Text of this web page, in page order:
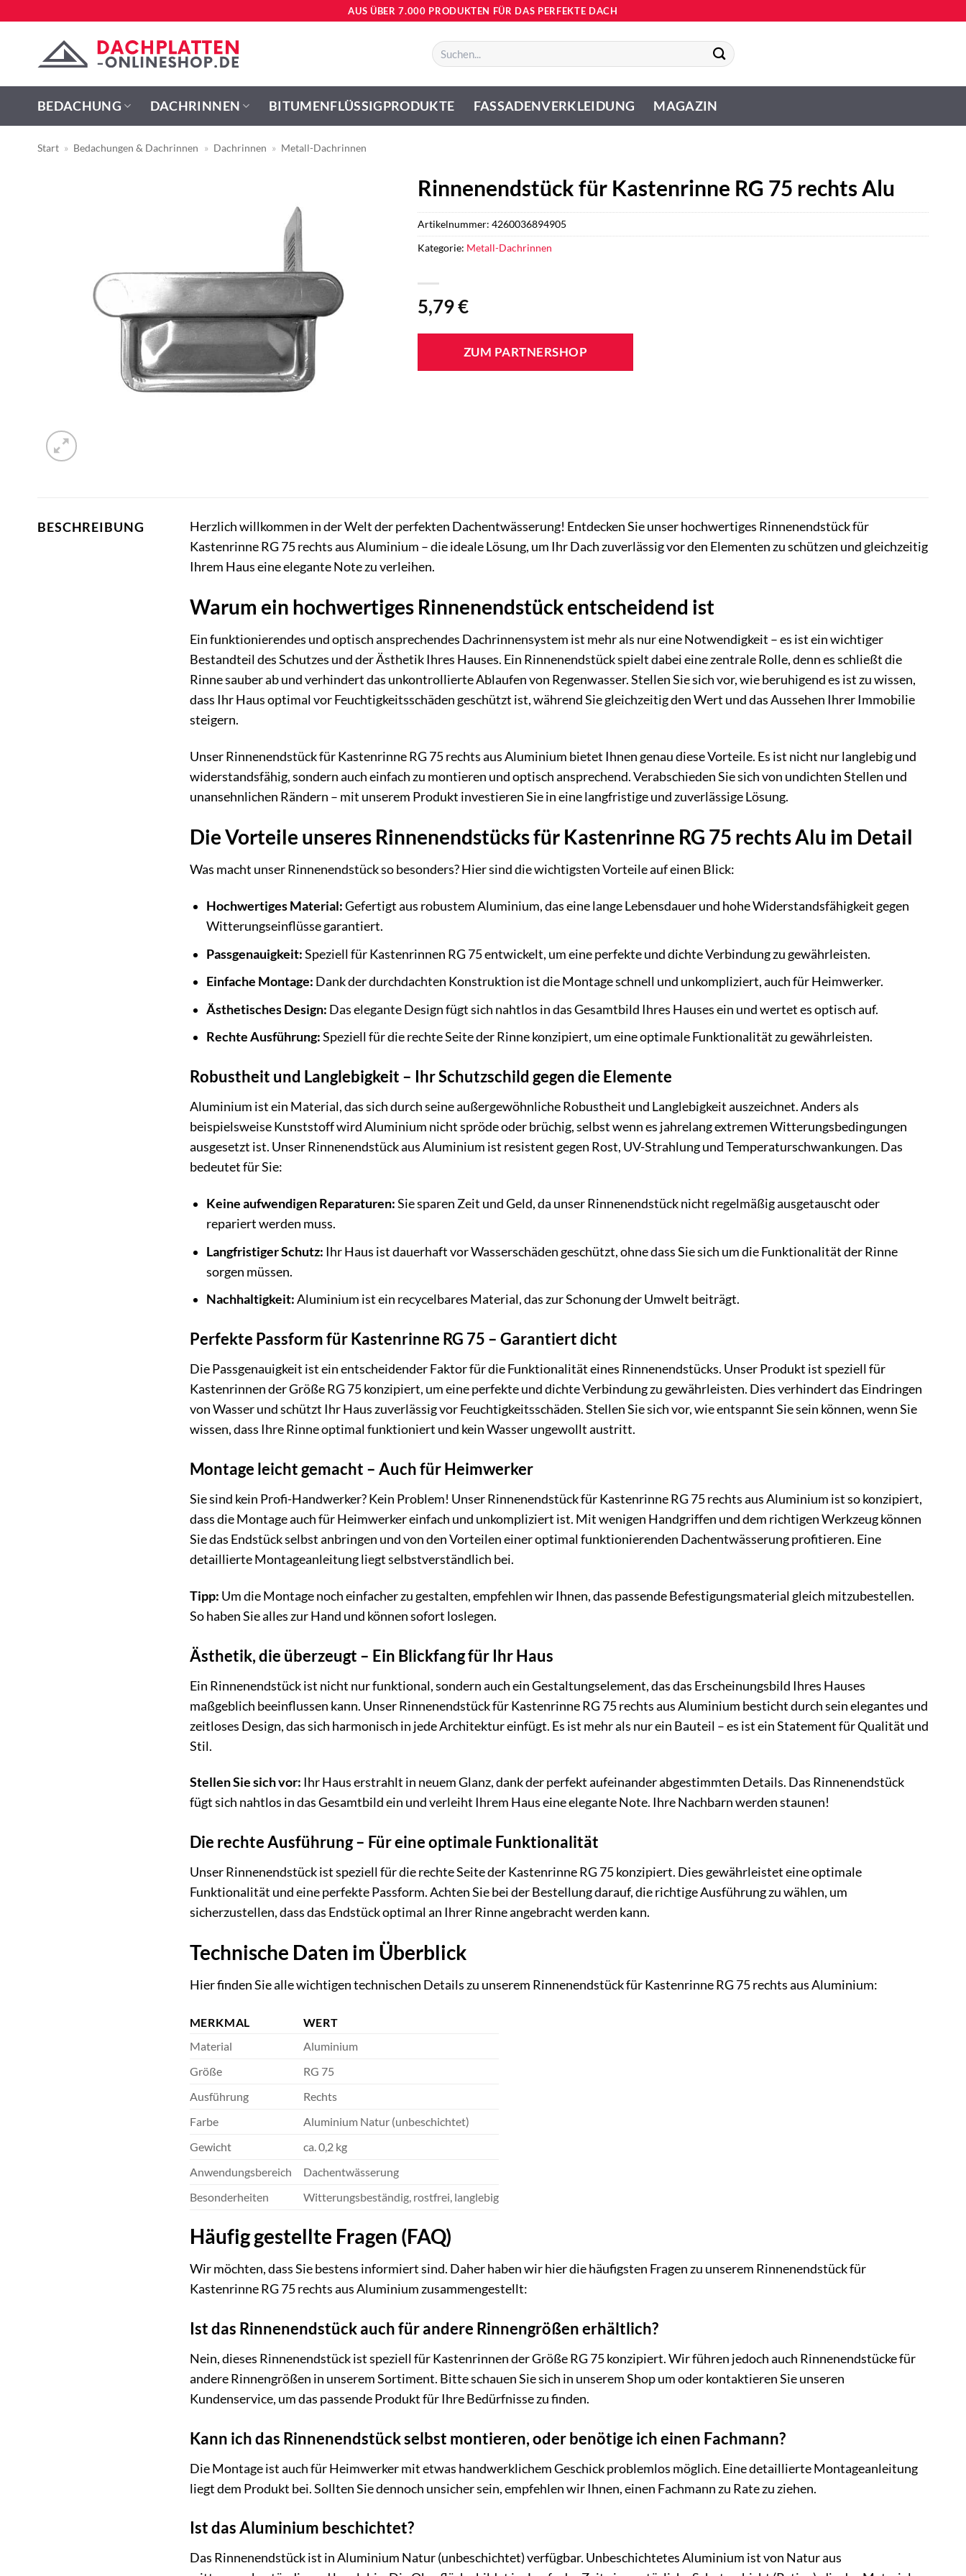
AUS ÜBER 7.000 PRODUKTEN FÜR DAS PERFEKTE DACH
Suchen
nach:
BEDACHUNG DACHRINNEN BITUMENFLÜSSIGPRODUKTE FASSADENVERKLEIDUNG MAGAZIN
Start » Bedachungen & Dachrinnen » Dachrinnen » Metall-Dachrinnen
Rinnenendstück für Kastenrinne RG 75 rechts Alu
5,79€
ZUM PARTNERSHOP
Artikelnummer:4260036894905
Kategorie: Metall-Dachrinnen
BESCHREIBUNG
Herzlich willkommen in der Welt der perfekten Dachentwässerung! Entdecken Sie unser hochwertiges Rinnenendstück für
Kastenrinne RG 75 rechts aus Aluminium – die ideale Lösung, um Ihr Dach zuverlässig vor den Elementen zu schützen und gleichzeitig
Ihrem Haus eine elegante Note zu verleihen.
Warum ein hochwertiges Rinnenendstück entscheidend ist
Ein funktionierendes und optisch ansprechendes Dachrinnensystem ist mehr als nur eine Notwendigkeit – es ist ein wichtiger
Bestandteil des Schutzes und der Ästhetik Ihres Hauses. Ein Rinnenendstück spielt dabei eine zentrale Rolle, denn es schließt die
Rinne sauber ab und verhindert das unkontrollierte Ablaufen von Regenwasser. Stellen Sie sich vor, wie beruhigend es ist zu wissen,
dass Ihr Haus optimal vor Feuchtigkeitsschäden geschützt ist, während Sie gleichzeitig den Wert und das Aussehen Ihrer Immobilie
steigern.
Unser Rinnenendstück für Kastenrinne RG 75 rechts aus Aluminium bietet Ihnen genau diese Vorteile. Es ist nicht nur langlebig und
widerstandsfähig, sondern auch einfach zu montieren und optisch ansprechend. Verabschieden Sie sich von undichten Stellen und
unansehnlichen Rändern – mit unserem Produkt investieren Sie in eine langfristige und zuverlässige Lösung.
Die Vorteile unseres Rinnenendstücks für Kastenrinne RG 75 rechts Alu im Detail
Was macht unser Rinnenendstück so besonders? Hier sind die wichtigsten Vorteile auf einen Blick:
Hochwertiges Material:Gefertigt aus robustem Aluminium, das eine lange Lebensdauer und hohe Widerstandsfähigkeit gegen
Witterungseinflüsse garantiert.
Passgenauigkeit:Speziell für Kastenrinnen RG 75 entwickelt, um eine perfekte und dichte Verbindung zu gewährleisten.
Einfache Montage: Dank der durchdachten Konstruktion ist die Montage schnell und unkompliziert, auch für Heimwerker.
Ästhetisches Design: Das elegante Design fügt sich nahtlos in das Gesamtbild Ihres Hauses ein und wertet es optisch auf.
Rechte Ausführung:Speziell für die rechte Seite der Rinne konzipiert, um eine optimale Funktionalität zu gewährleisten.
Robustheit und Langlebigkeit – Ihr Schutzschild gegen die Elemente
Aluminium ist ein Material, das sich durch seine außergewöhnliche Robustheit und Langlebigkeit auszeichnet. Anders als
beispielsweise Kunststoff wird Aluminium nicht spröde oder brüchig, selbst wenn es jahrelang extremen Witterungsbedingungen
ausgesetzt ist. Unser Rinnenendstück aus Aluminium ist resistent gegen Rost, UV-Strahlung und Temperaturschwankungen. Das
bedeutet für Sie:
Keine aufwendigen Reparaturen:Sie sparen Zeit und Geld, da unser Rinnenendstück nicht regelmäßig ausgetauscht oder
repariert werden muss.
Langfristiger Schutz: Ihr Haus ist dauerhaft vor Wasserschäden geschützt, ohne dass Sie sich um die Funktionalität der Rinne
sorgen müssen.
Nachhaltigkeit:Aluminium ist ein recycelbares Material, das zur Schonung der Umwelt beiträgt.
Perfekte Passform für Kastenrinne RG 75 – Garantiert dicht
Die Passgenauigkeit ist ein entscheidender Faktor für die Funktionalität eines Rinnenendstücks. Unser Produkt ist speziell für
Kastenrinnen der Größe RG 75 konzipiert, um eine perfekte und dichte Verbindung zu gewährleisten. Dies verhindert das Eindringen
von Wasser und schützt Ihr Haus zuverlässig vor Feuchtigkeitsschäden. Stellen Sie sich vor, wie entspannt Sie sein können, wenn Sie
wissen, dass Ihre Rinne optimal funktioniert und kein Wasser ungewollt austritt.
Montage leicht gemacht – Auch für Heimwerker
Sie sind kein Profi-Handwerker? Kein Problem! Unser Rinnenendstück für Kastenrinne RG 75 rechts aus Aluminium ist so konzipiert,
dass die Montage auch für Heimwerker einfach und unkompliziert ist. Mit wenigen Handgriffen und dem richtigen Werkzeug können
Sie das Endstück selbst anbringen und von den Vorteilen einer optimal funktionierenden Dachentwässerung profitieren. Eine
detaillierte Montageanleitung liegt selbstverständlich bei.
Tipp: Um die Montage noch einfacher zu gestalten, empfehlen wir Ihnen, das passende Befestigungsmaterial gleich mitzubestellen.
So haben Sie alles zur Hand und können sofort loslegen.
Ästhetik, die überzeugt – Ein Blickfang für Ihr Haus
Ein Rinnenendstück ist nicht nur funktional, sondern auch ein Gestaltungselement, das das Erscheinungsbild Ihres Hauses
maßgeblich beeinflussen kann. Unser Rinnenendstück für Kastenrinne RG 75 rechts aus Aluminium besticht durch sein elegantes und
zeitloses Design, das sich harmonisch in jede Architektur einfügt. Es ist mehr als nur ein Bauteil – es ist ein Statement für Qualität und
Stil.
Stellen Sie sich vor: Ihr Haus erstrahlt in neuem Glanz, dank der perfekt aufeinander abgestimmten Details. Das Rinnenendstück
fügt sich nahtlos in das Gesamtbild ein und verleiht Ihrem Haus eine elegante Note. Ihre Nachbarn werden staunen!
Die rechte Ausführung – Für eine optimale Funktionalität
Unser Rinnenendstück ist speziell für die rechte Seite der Kastenrinne RG 75 konzipiert. Dies gewährleistet eine optimale
Funktionalität und eine perfekte Passform. Achten Sie bei der Bestellung darauf, die richtige Ausführung zu wählen, um
sicherzustellen, dass das Endstück optimal an Ihrer Rinne angebracht werden kann.
Technische Daten im Überblick
Hier finden Sie alle wichtigen technischen Details zu unserem Rinnenendstück für Kastenrinne RG 75 rechts aus Aluminium:
MERKMAL
WERT
Material
Aluminium
Größe
RG 75
Ausführung
Rechts
Farbe
Aluminium Natur (unbeschichtet)
Gewicht
ca. 0,2 kg
Anwendungsbereich
Dachentwässerung
Besonderheiten
Witterungsbeständig, rostfrei, langlebig
Häufig gestellte Fragen (FAQ)
Wir möchten, dass Sie bestens informiert sind. Daher haben wir hier die häufigsten Fragen zu unserem Rinnenendstück für
Kastenrinne RG 75 rechts aus Aluminium zusammengestellt:
Ist das Rinnenendstück auch für andere Rinnengrößen erhältlich?
Nein, dieses Rinnenendstück ist speziell für Kastenrinnen der Größe RG 75 konzipiert. Wir führen jedoch auch Rinnenendstücke für
andere Rinnengrößen in unserem Sortiment. Bitte schauen Sie sich in unserem Shop um oder kontaktieren Sie unseren
Kundenservice, um das passende Produkt für Ihre Bedürfnisse zu finden.
Kann ich das Rinnenendstück selbst montieren, oder benötige ich einen Fachmann?
Die Montage ist auch für Heimwerker mit etwas handwerklichem Geschick problemlos möglich. Eine detaillierte Montageanleitung
liegt dem Produkt bei. Sollten Sie dennoch unsicher sein, empfehlen wir Ihnen, einen Fachmann zu Rate zu ziehen.
Ist das Aluminium beschichtet?
Das Rinnenendstück ist in Aluminium Natur (unbeschichtet) verfügbar. Unbeschichtetes Aluminium ist von Natur aus